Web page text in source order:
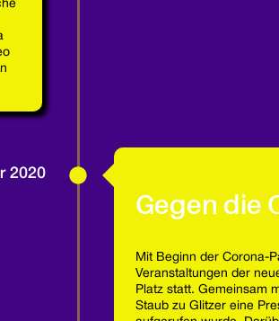
2020
Gegen die
Mit Beginn der Corona-
Veranstaltungen der
Platz statt. Gemeinsam
Staub zu Glitzer eine